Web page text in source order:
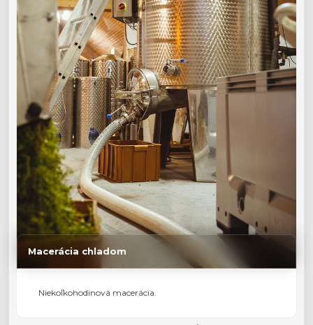
Macerácia chladom
Niekoľkohodinová macerácia.